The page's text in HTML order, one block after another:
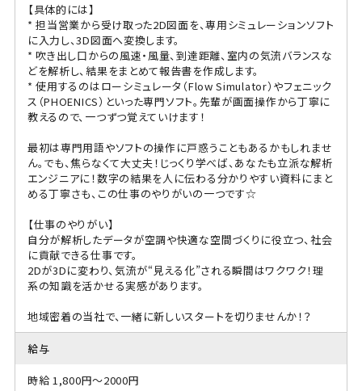
【具体的には】
* 担当営業から受け取った2D図面を、専用シミュレーションソフト
に入力し、3D図面へ変換します。
* 吹き出し口からの風速・風量、到達距離、室内の気流バランスな
どを解析し、結果をまとめて報告書を作成します。
* 使用するのはローシミュレータ（Flow Simulator）やフェニック
ス（PHOENICS）といった専門ソフト。先輩が画面操作から丁寧に
教えるので、一つずつ覚えていけます！
最初は専門用語やソフトの操作に戸惑うこともあるかもしれませ
ん。でも、焦らなくて大丈夫！じっくり学べば、あなたも立派な解析
エンジニアに！数字の結果を人に伝わる分かりやすい資料にまと
める丁寧さも、この仕事のやりがいの一つです☆
【仕事のやりがい】
自分が解析したデータが空調や快適な空間づくりに役立つ、社会
に貢献できる仕事です。
2Dが3Dに変わり、気流が“見える化”される瞬間はワクワク！理
系の知識を活かせる実感があります。
地域密着の当社で、一緒に新しいスタートを切りませんか！？
給与
時給 1,800円～2000円